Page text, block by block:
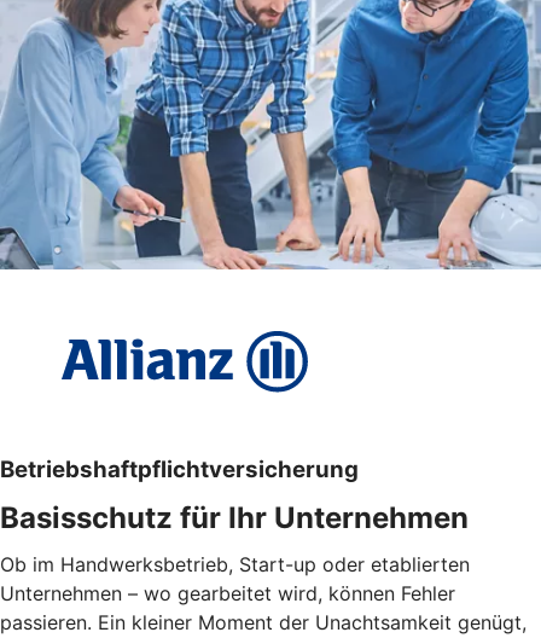
Betriebs­haftpflicht­versicherung
Basisschutz für Ihr Unter­nehmen
Ob im Handwerksbetrieb, Start-up oder etablierten
Unternehmen – wo gearbeitet wird, können Fehler
passieren. Ein kleiner Moment der Unachtsamkeit genügt,